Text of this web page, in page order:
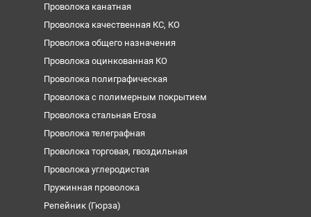
Проволока канатная
Проволока качественная КС, КО
Проволока общего назначения
Проволока оцинкованная КО
Проволока полиграфическая
Проволока с полимерным покрытием
Проволока стальная Егоза
Проволока телеграфная
Проволока торговая, гвоздильная
Проволока углеродистая
Пружинная проволока
Репейник (Гюрза)